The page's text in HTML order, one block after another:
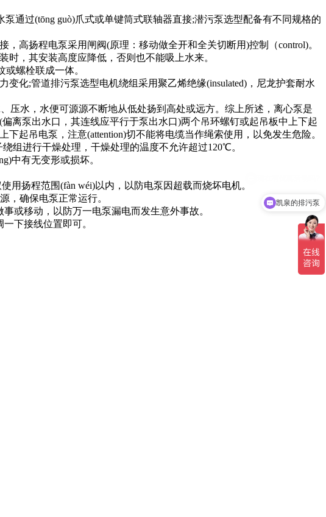
过(tōng guò)爪式或单键筒式联轴器直接;潜污泵选型配备有不同规格的
扬程电泵采用闸阀(原理：移动做全开和全关切断用)控制（control)。
时，其安装高度应降低，否则也不能吸上水来。
螺栓联成一体。
化;管道排污泵选型电机绕组采用聚乙烯绝缘(insulated)，尼龙护套耐水
水，水便可源源不断地从低处扬到高处或远方。综上所述，离心泵是
离泵出水口，其连线应平行于泵出水口)两个吊环螺钉或起吊板中上下起
起吊电泵，注意(attention)切不能将电缆当作绳索使用，以免发生危险。
组进行干燥处理，干燥处理的温度不允许超过120℃。
中有无变形或损坏。
扬程范围(fàn wéi)以内，以防电泵因超载而烧坏电机。
确保电泵正常运行。
移动，以防万一电泵漏电而发生意外事故。
下接线位置即可。
凯泉的排污泵